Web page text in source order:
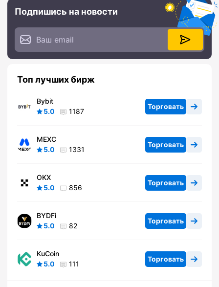
Подпишись на новости
Топ лучших бирж
Bybit
5.0
1187
Торговать
MEXC
5.0
1331
Торговать
OKX
5.0
856
Торговать
BYDFi
5.0
82
Торговать
KuCoin
5.0
111
Торговать